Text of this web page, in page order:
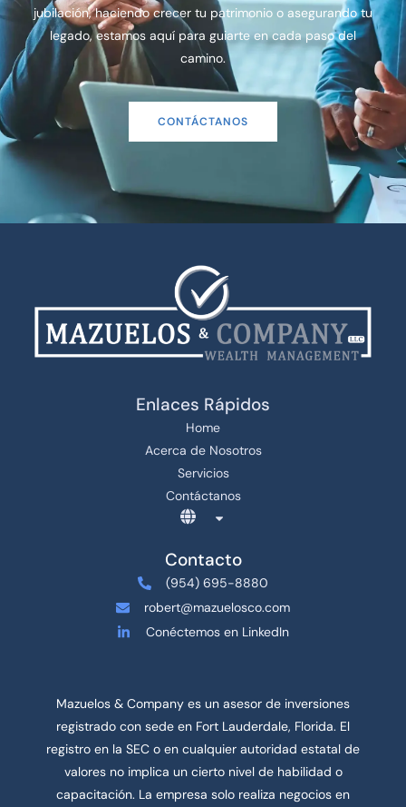
jubilación, haciendo crecer tu patrimonio o asegurando tu
legado, estamos aquí para guiarte en cada paso del
camino.
CONTÁCTANOS
Enlaces Rápidos
Home
Acerca de Nosotros
Servicios
Contáctanos
Contacto
(954) 695-8880
robert@mazuelosco.com
Conéctemos en LinkedIn
Mazuelos & Company es un asesor de inversiones
registrado con sede en Fort Lauderdale, Florida. El
registro en la SEC o en cualquier autoridad estatal de
valores no implica un cierto nivel de habilidad o
capacitación. La empresa solo realiza negocios en